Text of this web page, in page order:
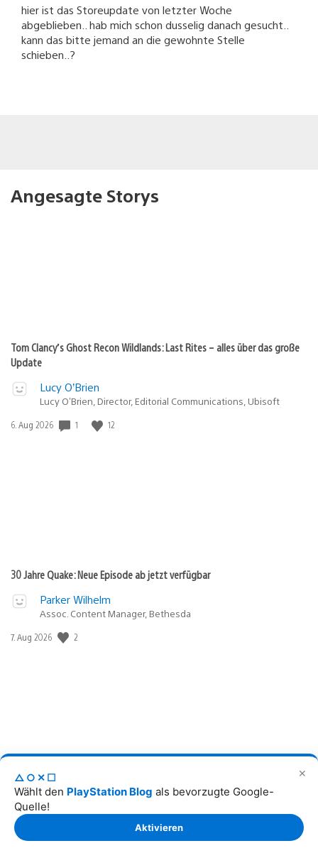
✕
△○✕☐
Wählt den PlayStation Blog als bevorzugte Google-
Quelle!
Aktivieren
hier ist das Storeupdate von letzter Woche
abgeblieben.. hab mich schon dusselig danach gesucht..
kann das bitte jemand an die gewohnte Stelle
schieben..?
Angesagte Storys
Tom Clancy’s Ghost Recon Wildlands: Last Rites – alles über das große
Update
Lucy O’Brien
Lucy O’Brien, Director, Editorial Communications, Ubisoft
Veröffentlichungsdatum:
6. Aug 2026 1 12
30 Jahre Quake: Neue Episode ab jetzt verfügbar
Parker Wilhelm
Assoc. Content Manager, Bethesda
Veröffentlichungsdatum:
7. Aug 2026 2
Onimusha: Way of the Sword – Legendäres Samurai-Comeback mit
spektakulärer Action
Freier Redakteur